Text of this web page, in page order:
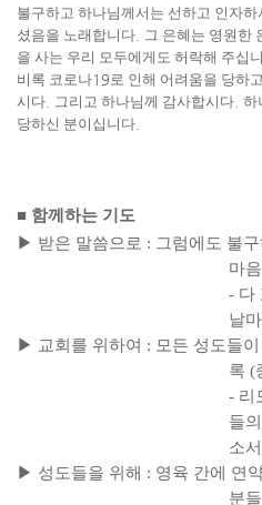
불구하고 하나님께서는 선하고 인자
셨음을 노래합니다 그 은혜는 영원한
을 사는 우리 모두에게도 허락해 주십
비록 코로나19로 인해 어려움을 당하
시다 그리고 하나님께 감사합시다 하
당하신 분이십니다
■ 함께하는 기도
▶ 받은 말씀으로 : 그럼에도 불
마
- 다
날
▶ 교회를 위하여 : 모든 성도들
록 (
- 리
들
소서
▶ 성도들을 위해 : 영육 간에 연
분